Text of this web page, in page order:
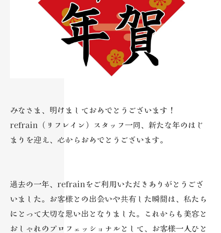
みなさま、明けましておめでとうございます！
refrain（リフレイン）スタッフ一同、新たな年のはじ
まりを迎え、心からおめでとうございます。
過去の一年、refrainをご利用いただきありがとうござ
いました。お客様との出会いや共有した瞬間は、私たち
にとって大切な思い出となりました。これからも美容と
おしゃれのプロフェッショナルとして、お客様一人ひと